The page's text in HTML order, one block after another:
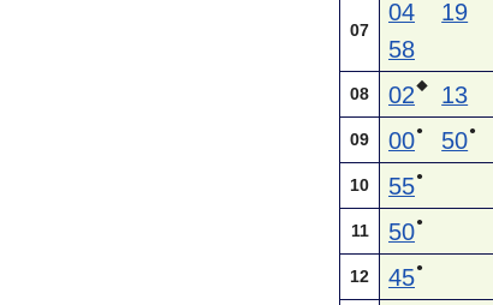
07
04 19
58
08 02◆ 13
09 00● 50●
10 55●
11 50●
12 45●